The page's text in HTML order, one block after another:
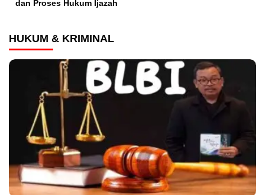
dan Proses Hukum Ijazah
HUKUM & KRIMINAL